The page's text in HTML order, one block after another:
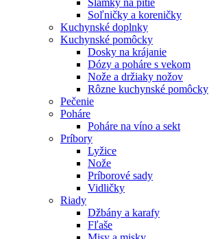
Soľničky a koreničky
Kuchynské doplnky
Kuchynské pomôcky
Dosky na krájanie
Dózy a poháre s vekom
Nože a držiaky nožov
Rôzne kuchynské pomôcky
Pečenie
Poháre
Poháre na víno a sekt
Príbory
Lyžice
Nože
Príborové sady
Vidličky
Riady
Džbány a karafy
Fľaše